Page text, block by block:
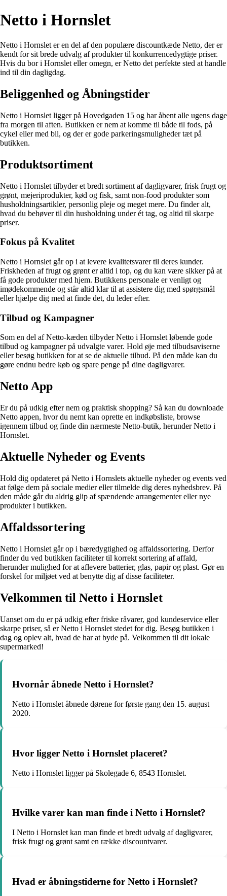
Netto i Hornslet
Netto i Hornslet er en del af den populære discountkæde Netto, der er
kendt for sit brede udvalg af produkter til konkurrencedygtige priser.
Hvis du bor i Hornslet eller omegn, er Netto det perfekte sted at handle
ind til din dagligdag.
Beliggenhed og Åbningstider
Netto i Hornslet ligger på Hovedgaden 15 og har åbent alle ugens dage
fra morgen til aften. Butikken er nem at komme til både til fods, på
cykel eller med bil, og der er gode parkeringsmuligheder tæt på
butikken.
Produktsortiment
Netto i Hornslet tilbyder et bredt sortiment af dagligvarer, frisk frugt og
grønt, mejeriprodukter, kød og fisk, samt non-food produkter som
husholdningsartikler, personlig pleje og meget mere. Du finder alt,
hvad du behøver til din husholdning under ét tag, og altid til skarpe
priser.
Fokus på Kvalitet
Netto i Hornslet går op i at levere kvalitetsvarer til deres kunder.
Friskheden af frugt og grønt er altid i top, og du kan være sikker på at
få gode produkter med hjem. Butikkens personale er venligt og
imødekommende og står altid klar til at assistere dig med spørgsmål
eller hjælpe dig med at finde det, du leder efter.
Tilbud og Kampagner
Som en del af Netto-kæden tilbyder Netto i Hornslet løbende gode
tilbud og kampagner på udvalgte varer. Hold øje med tilbudsaviserne
eller besøg butikken for at se de aktuelle tilbud. På den måde kan du
gøre endnu bedre køb og spare penge på dine dagligvarer.
Netto App
Er du på udkig efter nem og praktisk shopping? Så kan du downloade
Netto appen, hvor du nemt kan oprette en indkøbsliste, browse
igennem tilbud og finde din nærmeste Netto-butik, herunder Netto i
Hornslet.
Aktuelle Nyheder og Events
Hold dig opdateret på Netto i Hornslets aktuelle nyheder og events ved
at følge dem på sociale medier eller tilmelde dig deres nyhedsbrev. På
den måde går du aldrig glip af spændende arrangementer eller nye
produkter i butikken.
Affaldssortering
Netto i Hornslet går op i bæredygtighed og affaldssortering. Derfor
finder du ved butikken faciliteter til korrekt sortering af affald,
herunder mulighed for at aflevere batterier, glas, papir og plast. Gør en
forskel for miljøet ved at benytte dig af disse faciliteter.
Velkommen til Netto i Hornslet
Uanset om du er på udkig efter friske råvarer, god kundeservice eller
skarpe priser, så er Netto i Hornslet stedet for dig. Besøg butikken i
dag og oplev alt, hvad de har at byde på. Velkommen til dit lokale
supermarked!
Hvornår åbnede Netto i Hornslet?
Netto i Hornslet åbnede dørene for første gang den 15. august
2020.
Hvor ligger Netto i Hornslet placeret?
Netto i Hornslet ligger på Skolegade 6, 8543 Hornslet.
Hvilke varer kan man finde i Netto i Hornslet?
I Netto i Hornslet kan man finde et bredt udvalg af dagligvarer,
frisk frugt og grønt samt en række discountvarer.
Hvad er åbningstiderne for Netto i Hornslet?